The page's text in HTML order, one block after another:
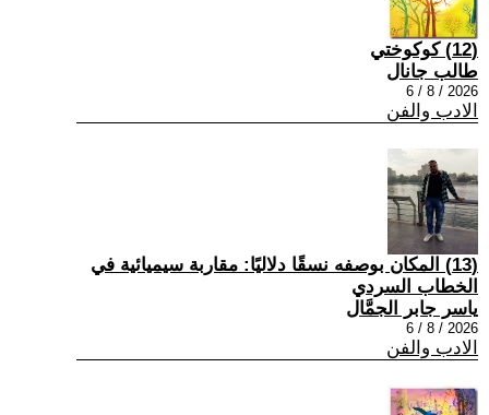
(12) كوكوختي
طالب جانال
2026 / 8 / 6
الادب والفن
(13) المكان بوصفه نسقًا دلاليًا: مقاربة سيميائية في
الخطاب السردي
ياسر جابر الجمَّال
2026 / 8 / 6
الادب والفن